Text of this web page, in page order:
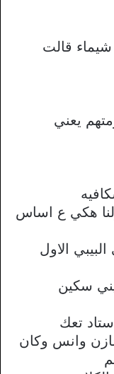
قالت
يعني
هكي ع اساس
الاول
سكين
تعك
وانس وكان